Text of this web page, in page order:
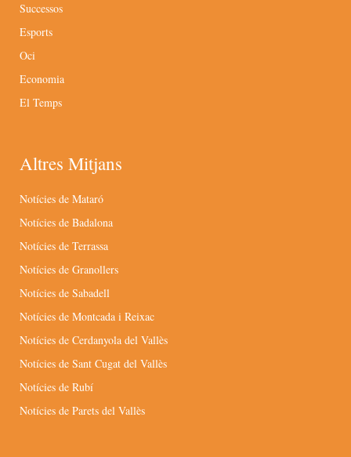
Successos
Esports
Oci
Economia
El Temps
Altres Mitjans
Notícies de Mataró
Notícies de Badalona
Notícies de Terrassa
Notícies de Granollers
Notícies de Sabadell
Notícies de Montcada i Reixac
Notícies de Cerdanyola del Vallès
Notícies de Sant Cugat del Vallès
Notícies de Rubí
Notícies de Parets del Vallès